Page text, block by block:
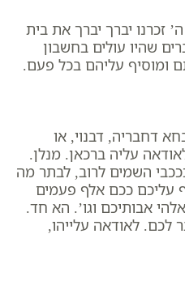
​ה’ זכרנו יברך יברך את בית
שהיו עולים בחשבון
ומוסיף עליהם בכל פעם.
דחבריה, דבנוי, או
עליה ברכאן. מנלן.
השמים לרוב, לבתר מה
עליכם ככם אלף פעמים
אלהי אבותיכם וגו’. הא חד.
לכם. לאודאה עלייהו,